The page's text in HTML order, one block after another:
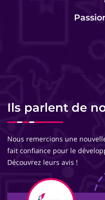
Ils parlent de
Nous remercions une
fait confiance pour le
Découvrez leurs avis !